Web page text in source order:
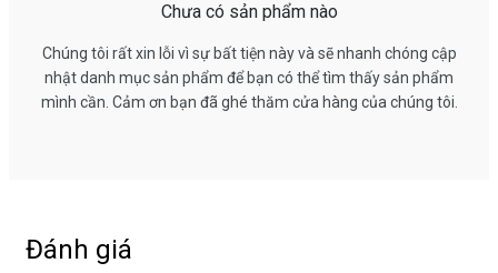
Chưa có sản phẩm nào
Chúng tôi rất xin lỗi vì sự bất tiện này và sẽ nhanh chóng cập
nhật danh mục sản phẩm để bạn có thể tìm thấy sản phẩm
mình cần. Cảm ơn bạn đã ghé thăm cửa hàng của chúng tôi.
Đánh giá